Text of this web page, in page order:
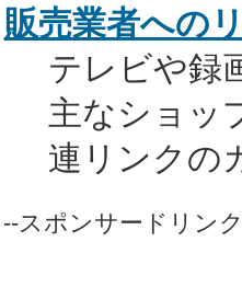
販売業者への
テレビや録
主なショッ
連リンクの
--スポンサードリン